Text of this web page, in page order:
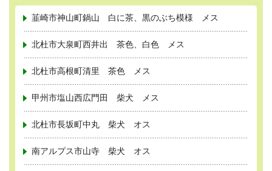
韮崎市神山町鍋山 白に茶、黒のぶち模様 メス
北杜市大泉町西井出 茶色、白色 メス
北杜市高根町清里 茶色 メス
甲州市塩山西広門田 柴犬 メス
北杜市長坂町中丸 柴犬 オス
南アルプス市山寺 柴犬 オス